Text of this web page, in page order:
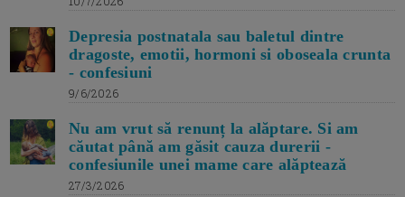
Depresia postnatala sau baletul dintre
dragoste, emotii, hormoni si oboseala crunta
- confesiuni
9/6/2026
Nu am vrut să renunț la alăptare. Si am
căutat până am găsit cauza durerii -
confesiunile unei mame care alăptează
27/3/2026